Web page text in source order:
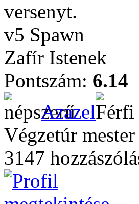
versenyt.
v5 Spawn
Zafír Istenek
Pontszám: 6.14
Azazel
Végzetúr mester
3147